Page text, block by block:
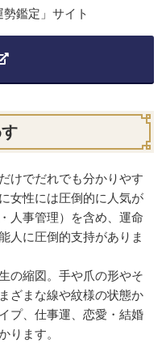
鑑定」サイト
けでだれでも分かりやす
女性には圧倒的に人気が
人事管理）を含め、運命
人に圧倒的支持がありま
の縮図。手や爪の形やそ
ざまな線や紋様の状態か
プ、仕事運、恋愛・結婚
ります。